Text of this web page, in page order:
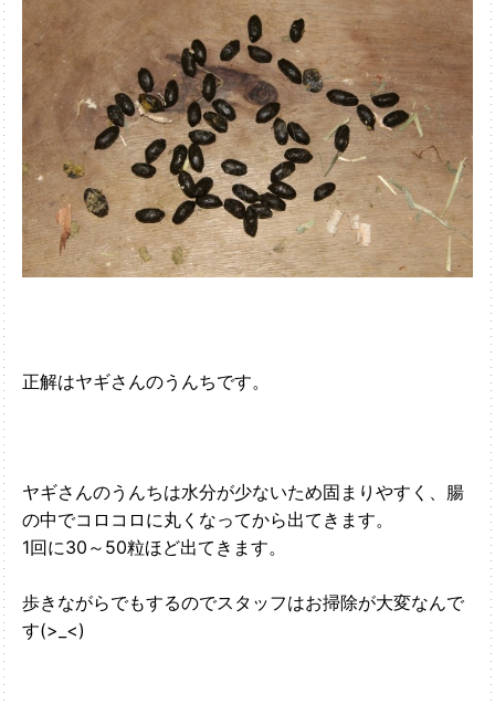
正解はヤギさんのうんちです。
ヤギさんのうんちは水分が少ないため固まりやすく、腸
の中でコロコロに丸くなってから出てきます。
1回に30～50粒ほど出てきます。
歩きながらでもするのでスタッフはお掃除が大変なんで
す(>_<)